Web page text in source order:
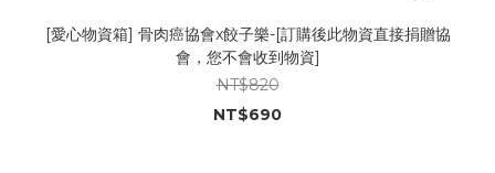
[愛心物資箱] 骨肉癌協會x餃子樂-[訂購後此物資直接捐贈協
會，您不會收到物資]
NT$820
NT$690